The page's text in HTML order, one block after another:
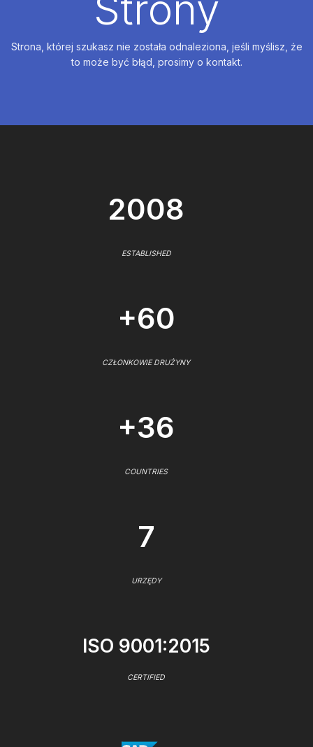
Strona, której szukasz nie została odnaleziona, jeśli myślisz, że
to może być błąd, prosimy o kontakt.
2008
ESTABLISHED
+60
CZŁONKOWIE DRUŻYNY
+36
COUNTRIES
7
URZĘDY
ISO 9001:2015
CERTIFIED